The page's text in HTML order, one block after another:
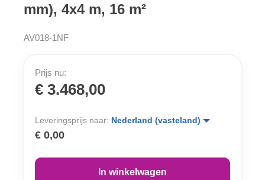
mm), 4x4 m, 16 m²
AV018-1NF
Prijs nu:
€ 3.468,00
Leveringsprijs naar: Nederland (vasteland)
€ 0,00
In winkelwagen